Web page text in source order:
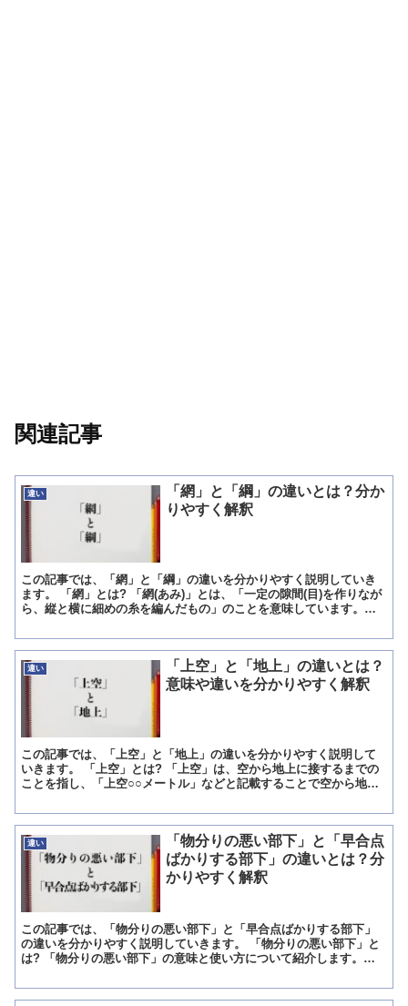
関連記事
違い
「網」と「綱」の違いとは？分か
りやすく解釈
この記事では、「網」と「綱」の違いを分かりやすく説明していき
ます。 「網」とは? 「網(あみ)」とは、「一定の隙間(目)を作りなが
ら、縦と横に細めの糸を編んだもの」のことを意味しています。
違い
「上空」と「地上」の違いとは？
意味や違いを分かりやすく解釈
この記事では、「上空」と「地上」の違いを分かりやすく説明して
いきます。 「上空」とは? 「上空」は、空から地上に接するまでの
ことを指し、「上空○○メートル」などと記載することで空から地面
違い
「物分りの悪い部下」と「早合点
ばかりする部下」の違いとは？分
かりやすく解釈
この記事では、「物分りの悪い部下」と「早合点ばかりする部下」
の違いを分かりやすく説明していきます。 「物分りの悪い部下」と
は? 「物分りの悪い部下」の意味と使い方について紹介します。